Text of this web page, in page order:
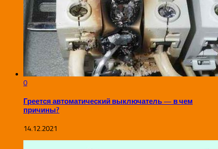
0
Греется автоматический выключатель — в чем
причины?
14.12.2021